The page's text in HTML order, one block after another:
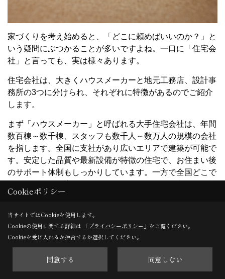
家づくりを考え始めると、「どこに頼めばいいのか？」と
いう疑問にぶつかることが多いですよね。一口に「住宅会
社」と言っても、実は様々あります。
住宅会社は、大きくハウスメーカーと地元工務店、設計事
務所の3つに分けられ、それぞれに特徴があるのでご紹介
します。
まず「ハウスメーカー」と呼ばれる大手住宅会社は、年間
数百棟～数千棟、スタッフも数千人～数万人の規模の会社
を指します。全国に支社があり広いエリアで建築が可能で
す。安定した品質や最新設備が特徴の住宅で、お住まい後
のサポート体制もしっかりしています。一方で全国どこで
数のプランから選択し、その上で一部使用やデザインをセ
は高額になる場合が多いです。
続いて地元工務店ですが、一般的には年間数棟～数十棟
す。地場に精通した地元密着の安心感が最大の特徴で、プ
Cookieポリシー
当サイトではCookieを使用します。
Cookieの使用に関する詳細は 「プライバシーポリシー 」をご覧ください。
Cookieを受け入れるか拒否するか選択してください。
同意する 同意しない